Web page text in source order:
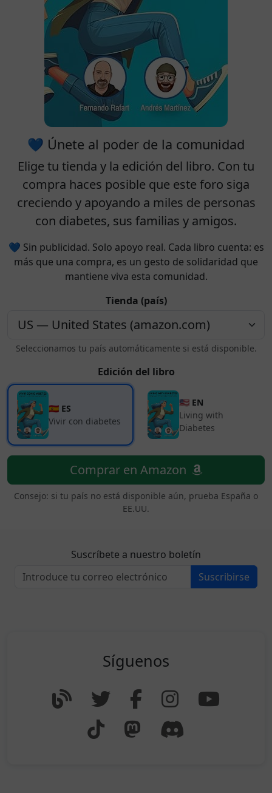
💙 Únete al poder de la comunidad
Elige tu tienda y la edición del libro. Con tu
compra haces posible que este foro siga
creciendo y apoyando a miles de personas
con diabetes, sus familias y amigos.
💙 Sin publicidad. Solo apoyo real. Cada libro cuenta: es
más que una compra, es un gesto de solidaridad que
mantiene viva esta comunidad.
Tienda (país)
Seleccionamos tu país automáticamente si está disponible.
Edición del libro
🇪🇸 ES
Vivir con diabetes
🇺🇸 EN
Living with
Diabetes
Comprar en Amazon
Consejo: si tu país no está disponible aún, prueba España o
EE.UU.
Suscríbete a nuestro boletín
Suscribirse
Síguenos